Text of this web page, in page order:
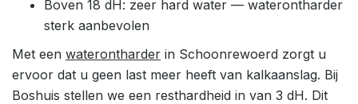
Boven 18 dH: zeer hard water — waterontharder
sterk aanbevolen
Met een waterontharder in Schoonrewoerd zorgt u
ervoor dat u geen last meer heeft van kalkaanslag. Bij
Boshuis stellen we een resthardheid in van 3 dH. Dit